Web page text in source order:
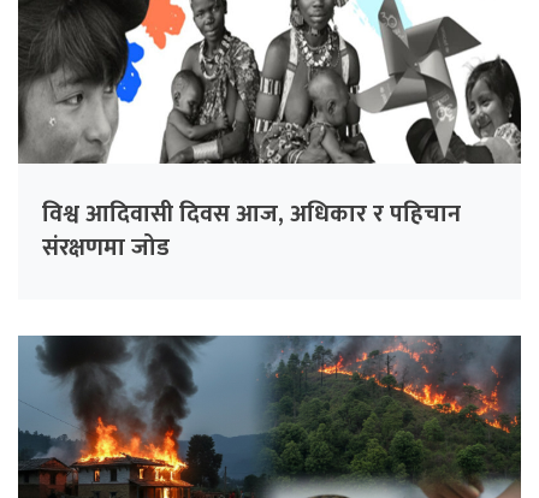
विश्व आदिवासी दिवस आज, अधिकार र पहिचान
संरक्षणमा जोड